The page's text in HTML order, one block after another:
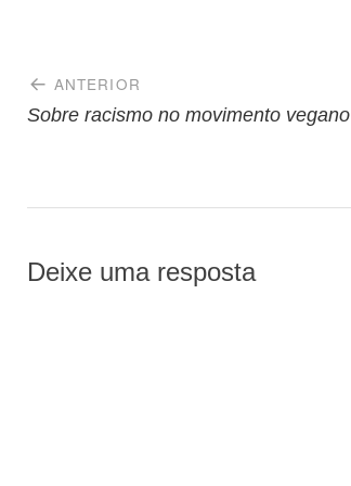
Navegação
de
ANTERIOR
Sobre racismo no movimento vegano
Deixe uma resposta